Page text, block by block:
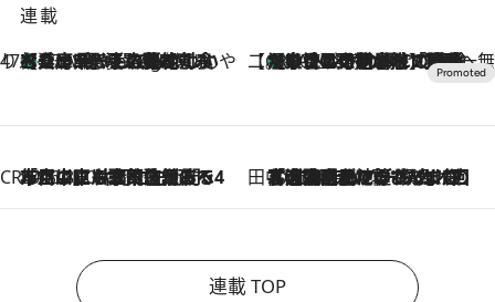
連載
47都道府県の手みやげ ひんやりスイーツで夏を満喫
57 Minutes Ago
【兵庫県】この夏絶対食べたい 冷やしておいしいおやつ3選 淡路島の恵みをジェラートに集約 【CREA×星野リゾート】唯一無二。癒しと発見が待つ場所へ
2026.8.7
【トンボの足水浴】ヒノキの香りに包まれて涼感マックス！約13℃の湧水かけ流しを避暑地「星野温泉 トンボの湯」で体験
CREA'S CHOICE
2026.8.7
「立川にも歌舞伎があるんだよ」 片岡仁左衛門・市川中車ら豪華座組みで4年目の立川立飛歌舞伎へ 田中稲の勝手に再ブーム
2026.8.7
「湘南乃風に憧れて」観客大盛上がりの“タオル回し”に、ラッパー顔負けの高速歌唱まで…さだまさし（74）のアグレッシブすぎる現在地
連載 TOP